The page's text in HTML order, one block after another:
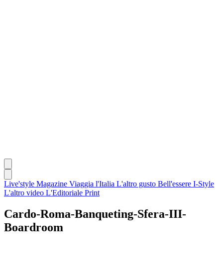
Live'style Magazine Viaggia l'Italia L'altro gusto Bell'essere I-Style
L'altro video L'Editoriale Print
Cardo-Roma-Banqueting-Sfera-III-
Boardroom